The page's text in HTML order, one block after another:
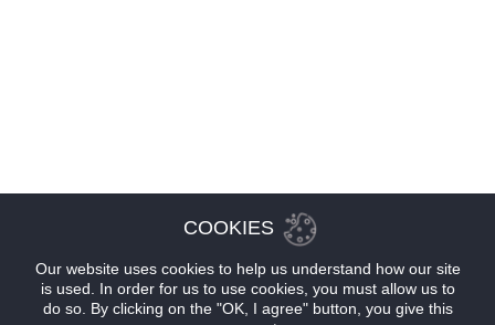
COOKIES
Our website uses cookies to help us understand how our site
is used. In order for us to use cookies, you must allow us to
do so. By clicking on the "OK, I agree" button, you give this